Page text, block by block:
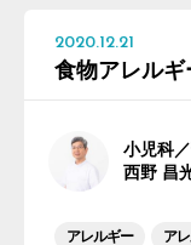
2020.12.21
食物アレル
小児科
西野 昌
アレルギー ア